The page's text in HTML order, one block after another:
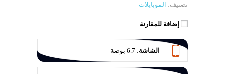
تصنيف: الموبايلات
إضافة للمقارنة
الشاشة: 6.7 بوصة